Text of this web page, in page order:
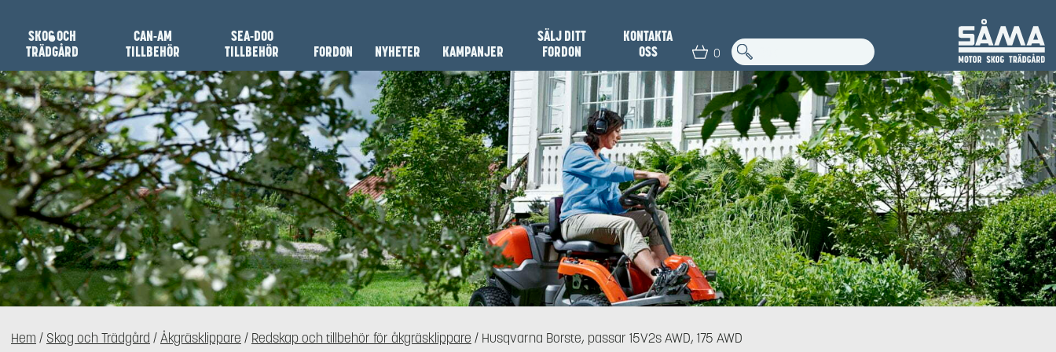
SKOG OCH
TRÄDGÅRD
CAN-AM
TILLBEHÖR
SEA-DOO
TILLBEHÖR
FORDON NYHETER KAMPANJER
SÄLJ DITT
FORDON
KONTAKTA
OSS
0
Hem / Skog och Trädgård /Åkgräsklippare / Redskap och tillbehör för åkgräsklippare / Husqvarna Borste, passar 15V2s AWD, 175 AWD